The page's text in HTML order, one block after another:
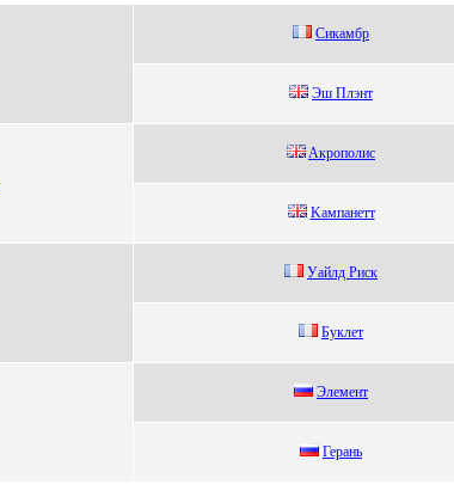
Cикамбр
Эш Плэнт
Aкpoпoлиc
Kaмпaнeтт
Уайлд Риcк
Буклет
Элемент
Герaнь